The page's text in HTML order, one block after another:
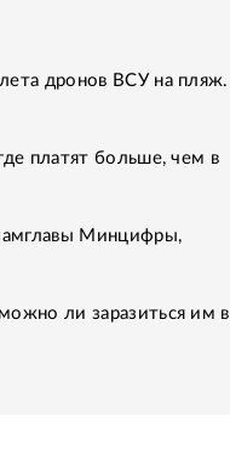
дронов ВСУ на пляж.
платят больше, чем в
Минцифры,
ли заразиться им в